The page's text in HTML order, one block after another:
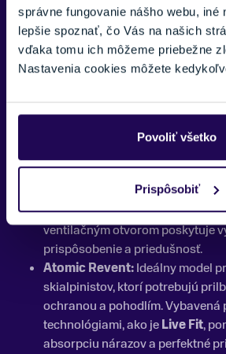
správne fungovanie nášho webu, iné
lepšie spoznať, čo Vás na našich
vďaka tomu ich môžeme priebežne
Nastavenia cookies môžete
Povoliť všetko
Prispôsobiť
skialpinistov, od začiatočníkov až po
najpopulárnejšie modely patria:
Atomic Backland:Tento model
špeciálne pre skialpinistov, ktorí
dobre vetranú prilbu. S
poskytuje skvelú ochranu pri
Atomic Savor:Táto univerzálna
tých, ktorí hľadajú optimálny
Vďaka systému360° Fit System
ventilačným otvorom poskytuje
prispôsobenie a priedušnosť.
Atomic Revent:Ideálny model
skialpinistov, ktorí potrebujú
ochranou a pohodlím. Vybavená
technológiami, ako jeLive Fit,
absorpciu nárazov a perfektné